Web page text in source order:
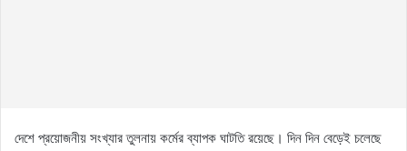
দেশে প্রয়োজনীয় সংখ্যার তুলনায় কর্মের ব্যাপক ঘাটতি রয়েছে। দিন দিন বেড়েই চলেছে